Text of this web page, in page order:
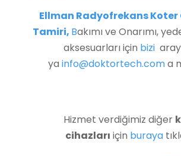
Ellman Radyofrekans Koter
Tamiri, Bakımı ve Onarımı,
aksesuarları için bizi
ya info@doktortech.coma
Hizmet verdiğimiz diğer
cihazları için buraya